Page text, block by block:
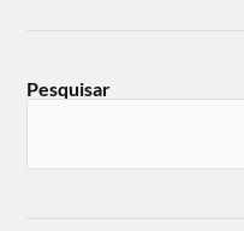
Pesquisar